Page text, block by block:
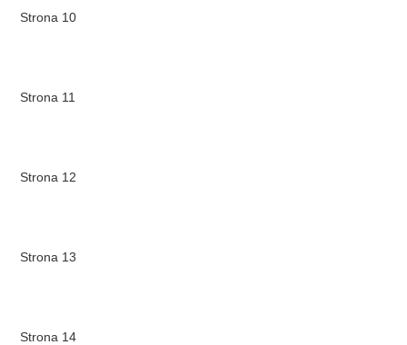
Strona 10
Strona 11
Strona 12
Strona 13
Strona 14